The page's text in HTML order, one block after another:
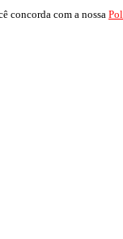
concorda com a nossa